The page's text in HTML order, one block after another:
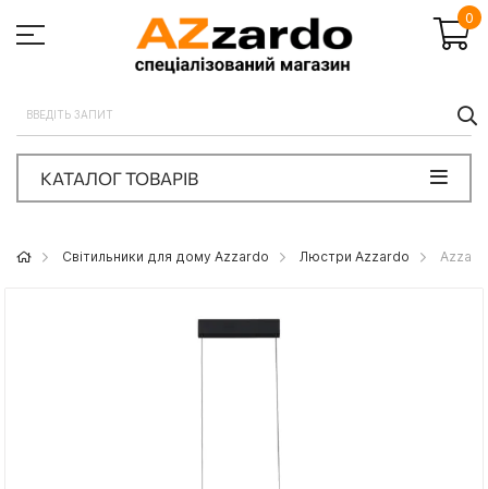
0
КАТАЛОГ ТОВАРІВ
Світильники для дому Azzardo Люстри Azzardo